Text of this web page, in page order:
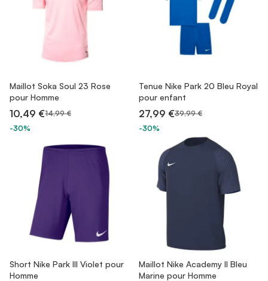
Maillot Soka Soul 23 Rose
pour Homme
10,49 €14,99 €
-30%
Tenue Nike Park 20 Bleu Royal
pour enfant
27,99 €39,99 €
-30%
Short Nike Park III Violet pour
Homme
Maillot Nike Academy II Bleu
Marine pour Homme